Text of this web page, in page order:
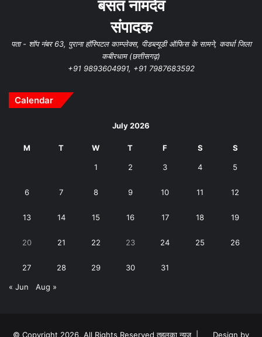
बसंत नामदेव
संपादक
पता - शॉप नंबर 63, पुराना हॉस्पिटल काम्प्लेक्स, पीडब्ल्यूडी ऑफिस के सामने, कवर्धा जिला
कबीरधाम (छत्तीसगढ़)
+91 9893604991, +91 7987683592
Calendar
July 2026
M T W T F S S
1 2 3 4 5
6 7 8 9 10 11 12
13 14 15 16 17 18 19
20 21 22 23 24 25 26
27 28 29 30 31
« Jun Aug »
© Copyright 2026, All Rights Reserved तहलका न्यूज़ | Design by